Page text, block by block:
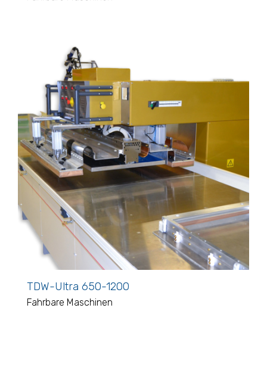
TDW-Ultra 650-1200
Fahrbare Maschinen